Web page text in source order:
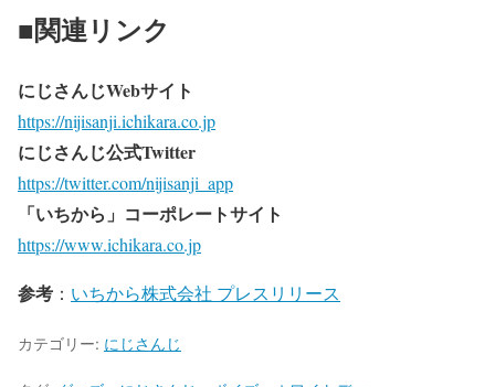
■関連リンク
にじさんじWebサイト
https://nijisanji.ichikara.co.jp
にじさんじ公式Twitter
https://twitter.com/nijisanji_app
「いちから」コーポレートサイト
https://www.ichikara.co.jp
参考 ： いちから株式会社 プレスリリース
カテゴリー: にじさんじ